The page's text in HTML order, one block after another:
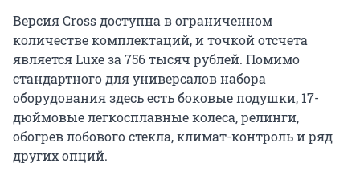
Версия Cross доступна в ограниченном
количестве комплектаций, и точкой отсчета
является Luxe за 756 тысяч рублей. Помимо
стандартного для универсалов набора
оборудования здесь есть боковые подушки, 17-
дюймовые легкосплавные колеса, релинги,
обогрев лобового стекла, климат-контроль и ряд
других опций.